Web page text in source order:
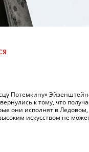
Потемкину»
к тому, что
они исполнят в
искусством не